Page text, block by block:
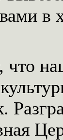
что